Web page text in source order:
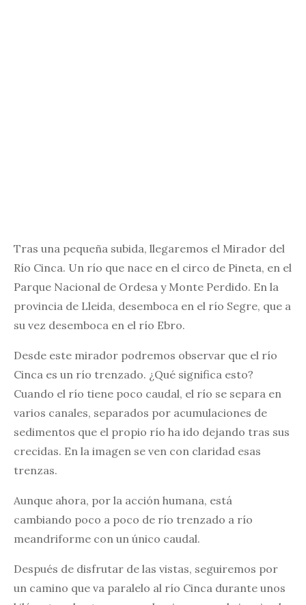
Tras una pequeña subida, llegaremos el Mirador del
Río Cinca. Un río que nace en el circo de Pineta, en el
Parque Nacional de Ordesa y Monte Perdido. En la
provincia de Lleida, desemboca en el río Segre, que a
su vez desemboca en el río Ebro.
Desde este mirador podremos observar que el río
Cinca es un río trenzado. ¿Qué significa esto?
Cuando el río tiene poco caudal, el río se separa en
varios canales, separados por acumulaciones de
sedimentos que el propio río ha ido dejando tras sus
crecidas. En la imagen se ven con claridad esas
trenzas.
Aunque ahora, por la acción humana, está
cambiando poco a poco de río trenzado a río
meandriforme con un único caudal.
Después de disfrutar de las vistas, seguiremos por
un camino que va paralelo al río Cinca durante unos